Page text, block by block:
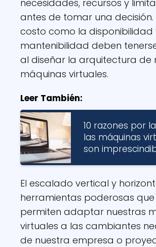
necesidades, recursos y
antes de tomar una decisión.
costo como la disponibilidad
mantenibilidad deben
al diseñar la arquitectura de
máquinas virtuales.
Leer También:
10 razones por
las máquinas
son
El escalado vertical y
herramientas poderosas que
permiten adaptar nuestras
virtuales a las cambiantes
de nuestra empresa o